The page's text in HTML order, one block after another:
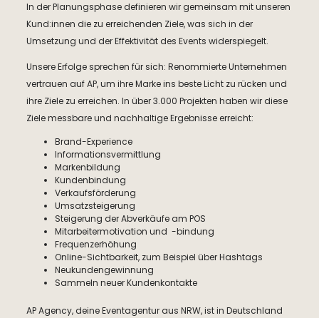
In der Planungsphase definieren wir gemeinsam mit unseren
Kund:innen die zu erreichenden Ziele, was sich in der
Umsetzung und der Effektivität des Events widerspiegelt.
Unsere Erfolge sprechen für sich: Renommierte Unternehmen
vertrauen auf AP, um ihre Marke ins beste Licht zu rücken und
ihre Ziele zu erreichen. In über 3.000 Projekten haben wir diese
Ziele messbare und nachhaltige Ergebnisse erreicht:
Brand-Experience
Informationsvermittlung
Markenbildung
Kundenbindung
Verkaufsförderung
Umsatzsteigerung
Steigerung der Abverkäufe am POS
Mitarbeitermotivation und -bindung
Frequenzerhöhung
Online-Sichtbarkeit, zum Beispiel über Hashtags
Neukundengewinnung
Sammeln neuer Kundenkontakte
AP Agency, deine Eventagentur aus NRW, ist in Deutschland